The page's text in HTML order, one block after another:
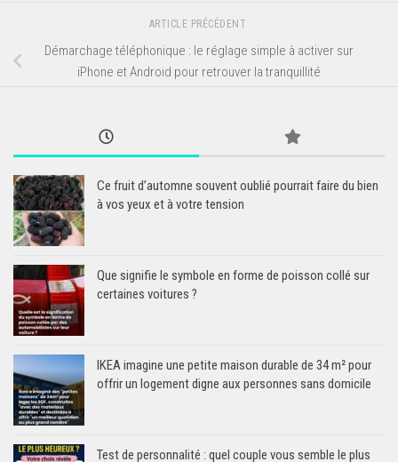
ARTICLE PRÉCÉDENT
Démarchage téléphonique : le réglage simple à activer sur
iPhone et Android pour retrouver la tranquillité
Ce fruit d’automne souvent oublié pourrait faire du bien
à vos yeux et à votre tension
Que signifie le symbole en forme de poisson collé sur
certaines voitures ?
IKEA imagine une petite maison durable de 34 m² pour
offrir un logement digne aux personnes sans domicile
Test de personnalité : quel couple vous semble le plus